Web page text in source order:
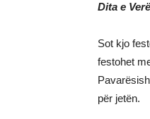
Dita e
Sot kjo
festohet
për jetën.